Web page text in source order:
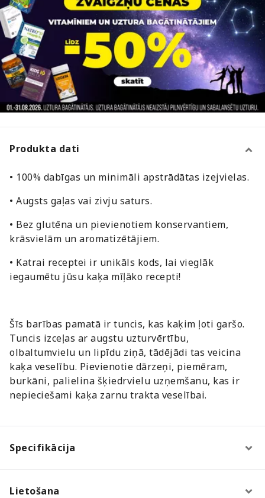
Produkta dati
• 100% dabīgas un minimāli apstrādātas izejvielas.
• Augsts gaļas vai zivju saturs.
• Bez glutēna un pievienotiem konservantiem,
krāsvielām un aromatizētājiem.
• Katrai receptei ir unikāls kods, lai vieglāk
iegaumētu jūsu kaķa mīļāko recepti!
Šīs barības pamatā ir tuncis, kas kaķim ļoti garšo.
Tuncis izceļas ar augstu uzturvērtību,
olbaltumvielu un lipīdu ziņā, tādējādi tas veicina
kaķa veselību. Pievienotie dārzeņi, piemēram,
burkāni, palielina šķiedrvielu uzņemšanu, kas ir
nepieciešami kaķa zarnu trakta veselībai.
Specifikācija
Lietošana